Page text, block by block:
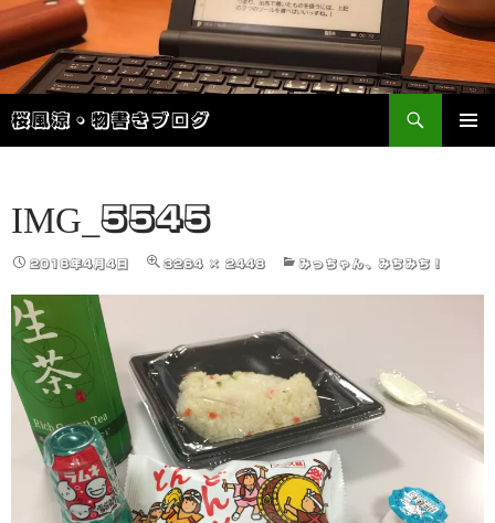
桜風涼・物書きブログ
検
索
ン
ツ
へ
キ
ッ
プ
IMG_5545
2018年4月4日 3264 × 2448 みっちゃん、みちみち！